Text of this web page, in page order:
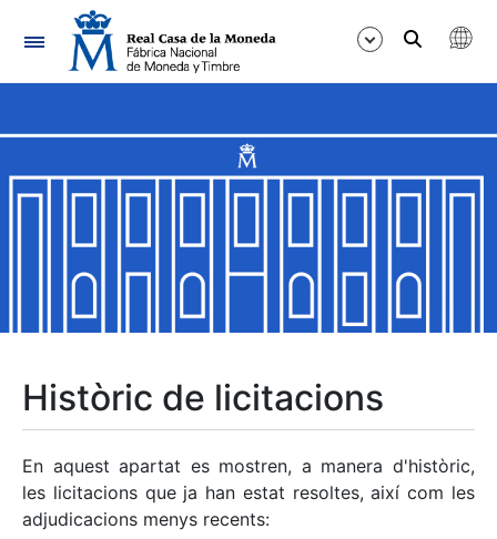
Navegació
Mostra/Amaga
Mostra/Amaga
Mostra/Amaga
Històric de licitacions
En aquest apartat es mostren, a manera d'històric,
les licitacions que ja han estat resoltes, així com les
adjudicacions menys recents: